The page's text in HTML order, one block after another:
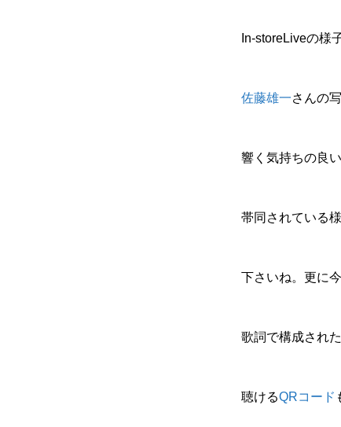
In-storeLiveの様
佐藤雄一さんの
響く気持ちの良
帯同されている
下さいね。更に
歌詞で構成され
聴けるQRコード